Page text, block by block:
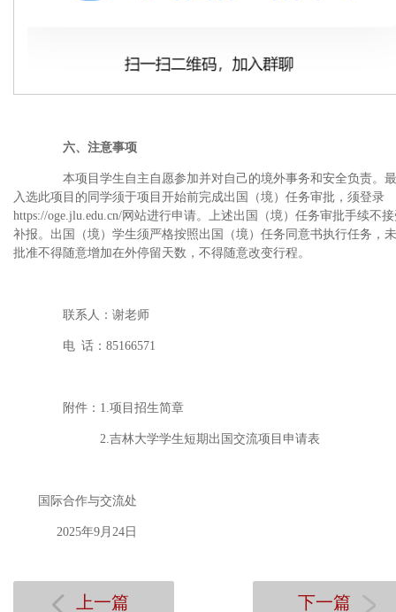
六、注意事项
本项目学生自主自愿参加并对自己的境外事务和安全负责。
入选此项目的同学须于项目开始前完成出国（境）任务审批，须登录
https://oge.jlu.edu.cn/网站进行申请。上述出国（境）任务审批手续不
补报。出国（境）学生须严格按照出国（境）任务同意书执行任务，
批准不得随意增加在外停留天数，不得随意改变行程。
联系人：谢老师
电 话： 85166571
附件： 1. 项目招生简章
2. 吉林大学学生短期出国交流项目申请表
国际合作与交流处
2025年9 月 24 日
上一篇 下一篇